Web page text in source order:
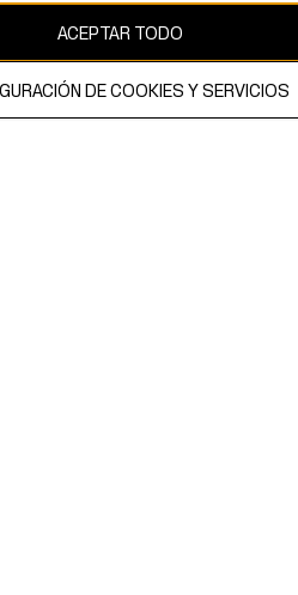
está protegido por copyright y es
AB.
ACEPTAR TODO
DE COOKIES Y SERVICIOS